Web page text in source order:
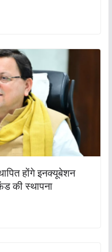
होंगे इनक्यूबेशन
की स्थापना